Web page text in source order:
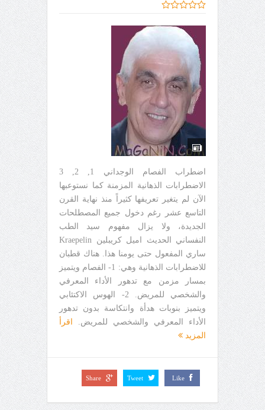
اضطراب الفصام الوجداني 1, 2, 3
الاضطرابات الذهانية المزمنة كما نستوعبها
الآن لم يتغير تعريفها كثيراً منذ نهاية القرن
التاسع عشر رغم دخول جميع المصطلحات
الجديدة، ولا يزال مفهوم سيد الطب
النفساني الحديث اميل كريبلين Kraepelin
ساري المفعول حتى يومنا هذا. هناك قطبان
للاضطرابات الذهانية وهي: 1- الفصام ويتميز
بمسار مزمن مع تدهور الأداء المعرفي
والشخصي للمريض. 2- الهوس الاكتئابي
ويتميز بنوبات هدأة وانتكاسة بدون تدهور
الأداء المعرفي والشخصي للمريض. اقرأ
المزيد
Like
Tweet
Share